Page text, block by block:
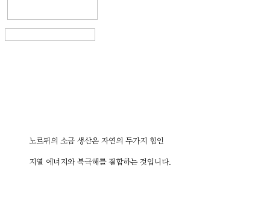
노르뒤의 소금 생산은 자연의 두가지 힘인
지열 에너지와 북극해를 결합하는 것입니다.